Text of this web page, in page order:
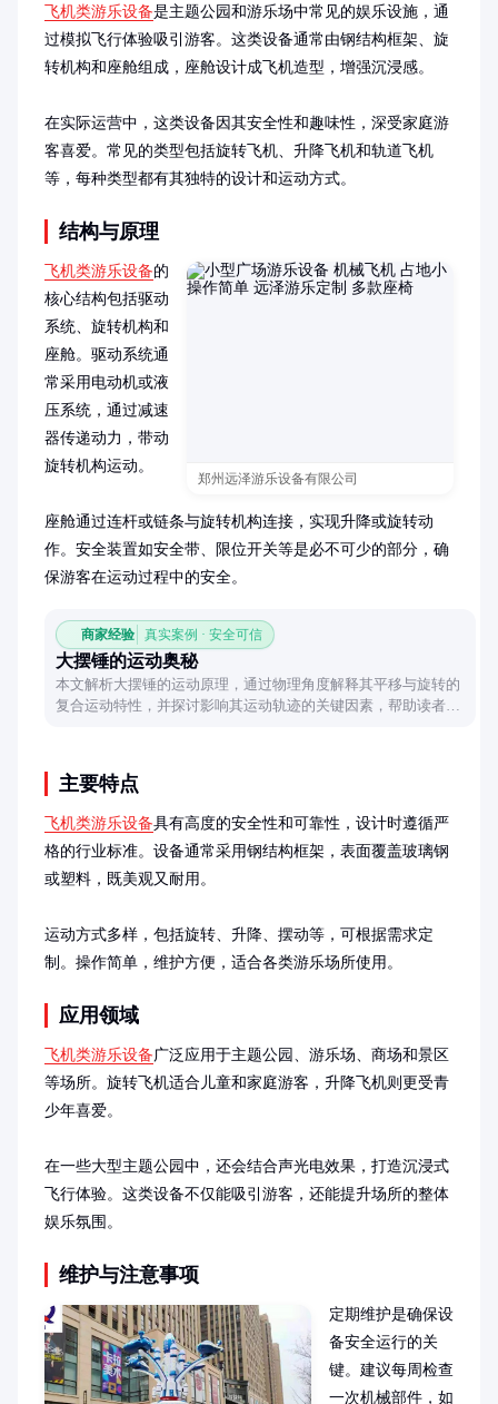
飞机类游乐设备是主题公园和游乐场中常见的娱乐设施，通
过模拟飞行体验吸引游客。这类设备通常由钢结构框架、旋
转机构和座舱组成，座舱设计成飞机造型，增强沉浸感。
在实际运营中，这类设备因其安全性和趣味性，深受家庭游
客喜爱。常见的类型包括旋转飞机、升降飞机和轨道飞机
等，每种类型都有其独特的设计和运动方式。
结构与原理
郑州远泽游乐设备有限公司
飞机类游乐设备的
核心结构包括驱动
系统、旋转机构和
座舱。驱动系统通
常采用电动机或液
压系统，通过减速
器传递动力，带动
旋转机构运动。
座舱通过连杆或链条与旋转机构连接，实现升降或旋转动
作。安全装置如安全带、限位开关等是必不可少的部分，确
保游客在运动过程中的安全。
商家经验 真实案例 · 安全可信
大摆锤的运动奥秘
本文解析大摆锤的运动原理，通过物理角度解释其平移与旋转的
复合运动特性，并探讨影响其运动轨迹的关键因素，帮助读者理
主要特点
飞机类游乐设备具有高度的安全性和可靠性，设计时遵循严
格的行业标准。设备通常采用钢结构框架，表面覆盖玻璃钢
或塑料，既美观又耐用。
运动方式多样，包括旋转、升降、摆动等，可根据需求定
制。操作简单，维护方便，适合各类游乐场所使用。
应用领域
飞机类游乐设备广泛应用于主题公园、游乐场、商场和景区
等场所。旋转飞机适合儿童和家庭游客，升降飞机则更受青
少年喜爱。
在一些大型主题公园中，还会结合声光电效果，打造沉浸式
飞行体验。这类设备不仅能吸引游客，还能提升场所的整体
娱乐氛围。
维护与注意事项
定期维护是确保设
备安全运行的关
键。建议每周检查
一次机械部件，如